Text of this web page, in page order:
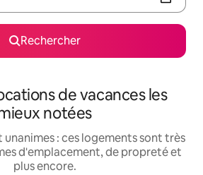
Rechercher
de vacances les
notées
unanimes : ces logements sont très
d'emplacement, de propreté et
plus encore.